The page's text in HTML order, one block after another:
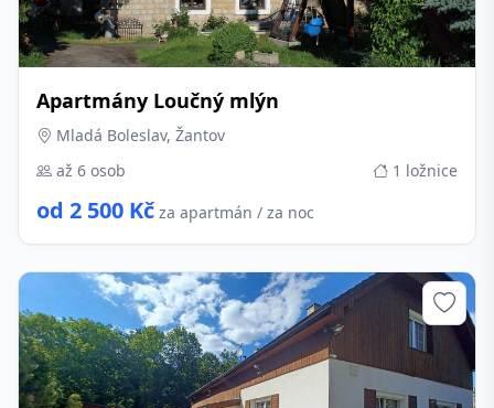
Apartmány Loučný mlýn
Mladá Boleslav, Žantov
až 6 osob
1 ložnice
od 2 500 Kč za apartmán / za noc